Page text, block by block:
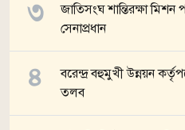
জাতিসংঘ শান্তিরক্ষা
সেনাপ্রধান
বরেন্দ্র বহুমুখী উন্নয়ন
তলব